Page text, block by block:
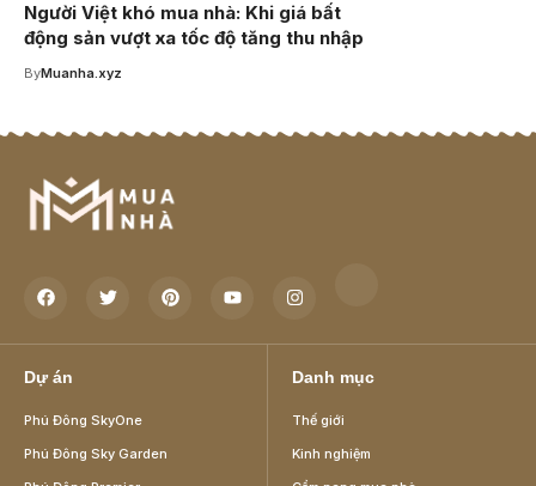
Người Việt khó mua nhà: Khi giá bất
động sản vượt xa tốc độ tăng thu nhập
ByMuanha.xyz
Dự án
Phú Đông SkyOne
Phú Đông Sky Garden
Danh mục
Thế giới
Kinh nghiệm